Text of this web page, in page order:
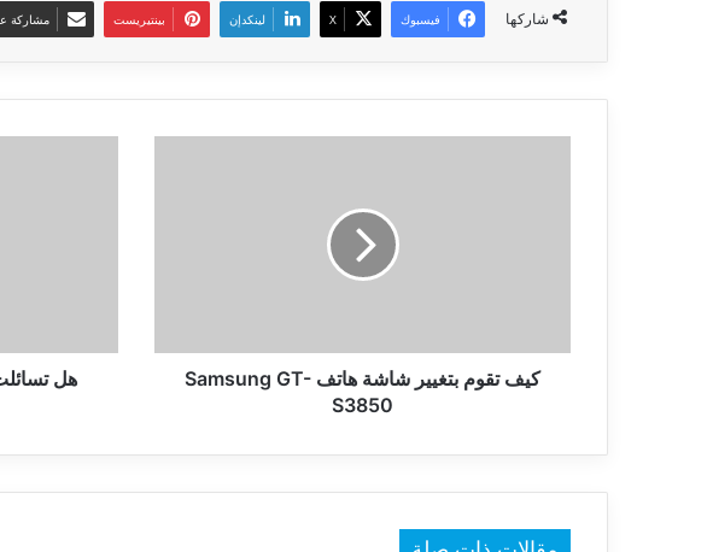
شاركها فيسبوك ‫X لينكدإن بينتيريست مشاركة
كيف تقوم بتغيير شاشة هاتف Samsung GT-
S3850
الإيميل
هل